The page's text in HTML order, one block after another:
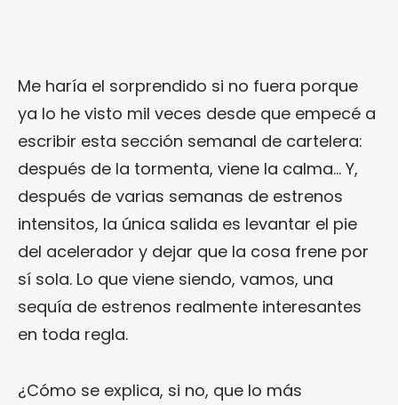
Me haría el sorprendido si no fuera porque
ya lo he visto mil veces desde que empecé a
escribir esta sección semanal de cartelera:
después de la tormenta, viene la calma… Y,
después de varias semanas de estrenos
intensitos, la única salida es levantar el pie
del acelerador y dejar que la cosa frene por
sí sola. Lo que viene siendo, vamos, una
sequía de estrenos realmente interesantes
en toda regla.
¿Cómo se explica, si no, que lo más